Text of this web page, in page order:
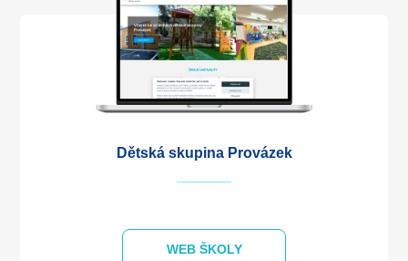
Dětská skupina Provázek
WEB ŠKOLY